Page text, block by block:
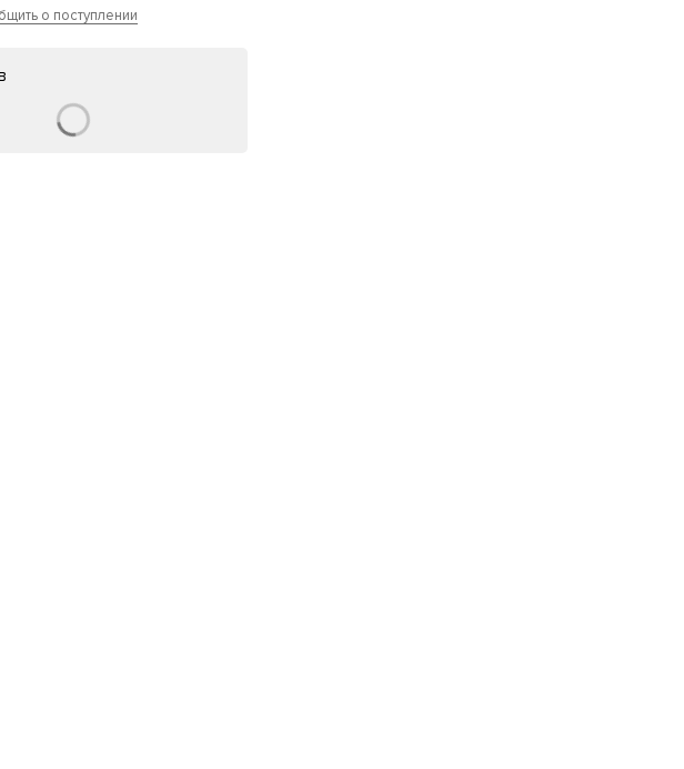
о поступлении